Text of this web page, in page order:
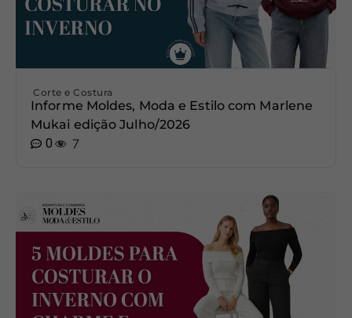
Corte e Costura
Informe Moldes, Moda e Estilo com Marlene
Mukai edição Julho/2026
0
7